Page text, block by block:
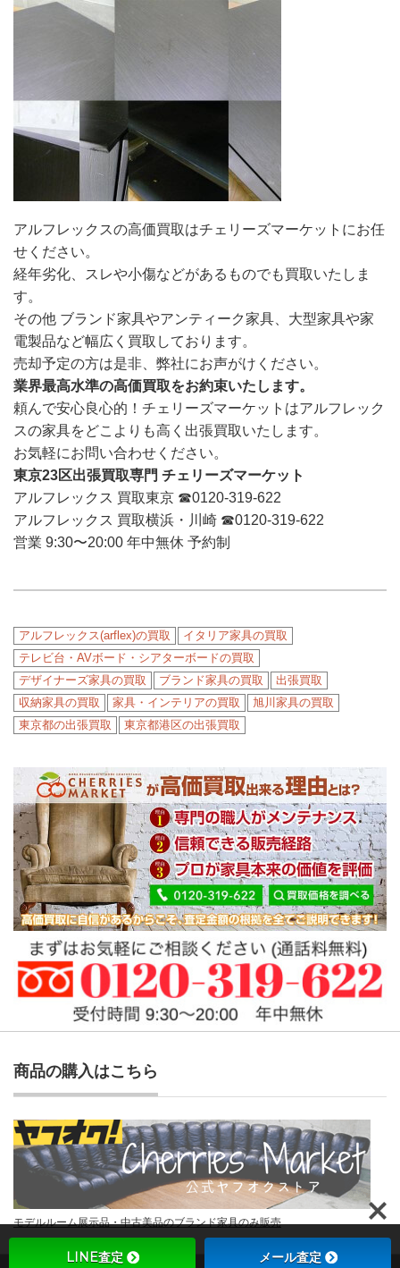
アルフレックスの高価買取はチェリーズマーケットにお任
せください。
経年劣化、スレや小傷などがあるものでも買取いたしま
す。
その他 ブランド家具やアンティーク家具、大型家具や家
電製品など幅広く買取しております。
売却予定の方は是非、弊社にお声がけください。
業界最高水準の高価買取をお約束いたします。
頼んで安心良心的！チェリーズマーケットはアルフレック
スの家具をどこよりも高く出張買取いたします。
お気軽にお問い合わせください。
東京23区出張買取専門 チェリーズマーケット
アルフレックス 買取東京 ☎︎0120-319-622
アルフレックス 買取横浜・川崎 ☎︎0120-319-622
営業 9:30〜20:00 年中無休 予約制
アルフレックス(arflex)の買取
イタリア家具の買取
テレビ台・AVボード・シアターボードの買取
デザイナーズ家具の買取
ブランド家具の買取
出張買取
収納家具の買取
家具・インテリアの買取
旭川家具の買取
東京都の出張買取
東京都港区の出張買取
商品の購入はこちら
モデルルーム展示品・中古美品のブランド家具のみ販売
LINE査定 メール査定